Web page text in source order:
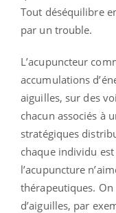
Tout déséquilibre
par un trouble.
L’acupuncteur
accumulations
aiguilles, sur des
chacun associés à
stratégiques
chaque individu
l’acupuncture
thérapeutiques.
d’aiguilles, par